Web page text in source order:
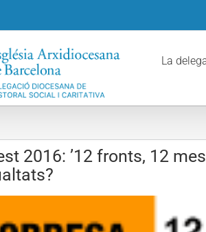
La
2016: ’12 fronts, 12